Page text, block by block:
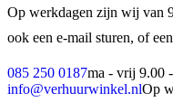
Op werkdagen zijn wij van
ook een e-mail sturen, of
085 250 0187ma - vrij 9.00
info@verhuurwinkel.nlOp